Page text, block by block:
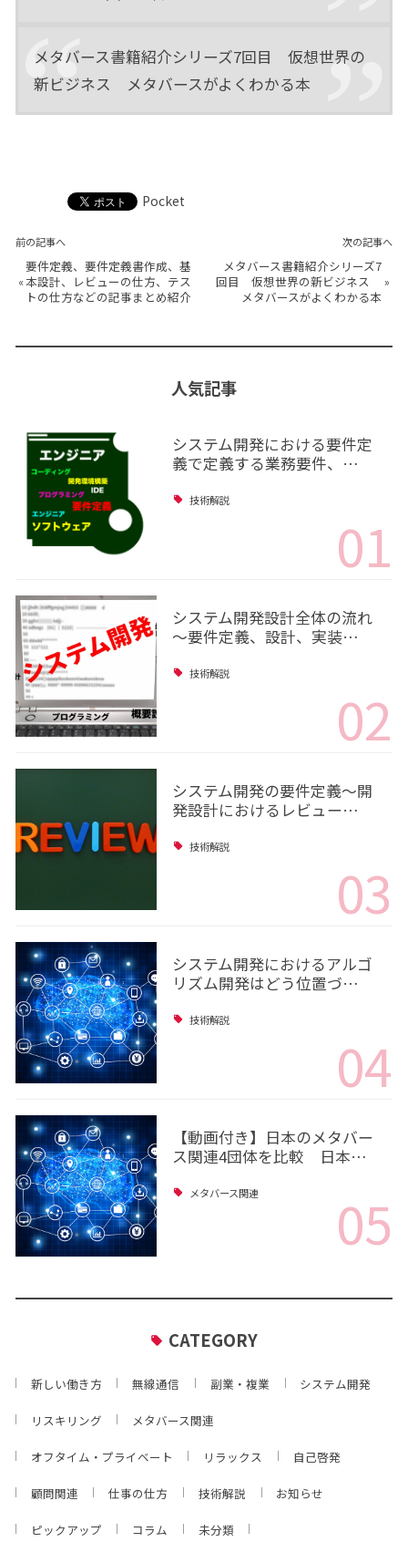
メタバース書籍紹介シリーズ7回目 仮想世界の
新ビジネス メタバースがよくわかる本
Pocket
前の記事へ
«
要件定義、要件定義書作成、基
本設計、レビューの仕方、テス
トの仕方などの記事まとめ紹介
次の記事へ
メタバース書籍紹介シリーズ7
回目 仮想世界の新ビジネス
メタバースがよくわかる本
»
人気記事
システム開発における要件定
義で定義する業務要件、…
技術解説
01
システム開発設計全体の流れ
～要件定義、設計、実装…
技術解説
02
システム開発の要件定義～開
発設計におけるレビュー…
技術解説
03
システム開発におけるアルゴ
リズム開発はどう位置づ…
技術解説
04
【動画付き】日本のメタバー
ス関連4団体を比較 日本…
メタバース関連 05
CATEGORY
新しい働き方 無線通信 副業・複業 システム開発
リスキリング メタバース関連
オフタイム・プライベート リラックス 自己啓発
顧問関連 仕事の仕方 技術解説 お知らせ
ピックアップ コラム 未分類